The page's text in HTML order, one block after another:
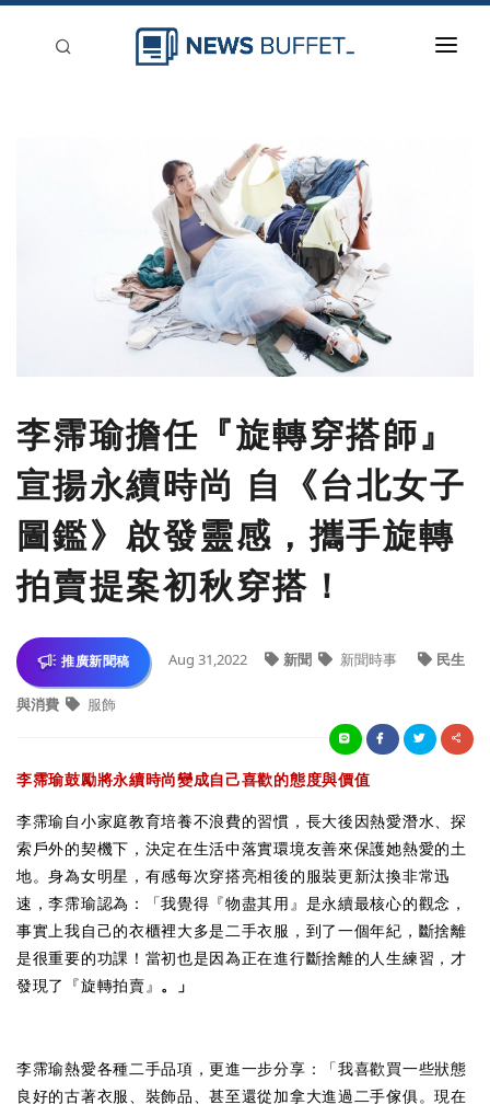
李霈瑜擔任『旋轉穿搭師』
宣揚永續時尚 自《台北女子
圖鑑》啟發靈感，攜手旋轉
拍賣提案初秋穿搭！
推廣新聞稿 Aug 31,2022 新聞 新聞時事 民生
與消費 服飾
李霈瑜鼓勵將永續時尚變成自己喜歡的態度與價值
李霈瑜自小家庭教育培養不浪費的習慣，長大後因熱愛潛水、探
索戶外的契機下，決定在生活中落實環境友善來保護她熱愛的土
地。身為女明星，有感每次穿搭亮相後的服裝更新汰換非常迅
速，李霈瑜認為：「我覺得『物盡其用』是永續最核心的觀念，
事實上我自己的衣櫃裡大多是二手衣服，到了一個年紀，斷捨離
是很重要的功課！當初也是因為正在進行斷捨離的人生練習，才
發現了『旋轉拍賣』 。」
李霈瑜熱愛各種二手品項，更進一步分享：「我喜歡買一些狀態
良好的古著衣服、裝飾品、甚至還從加拿大進過二手傢俱。現在